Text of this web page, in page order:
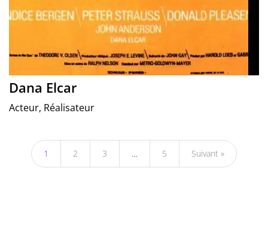
Dana Elcar
Acteur, Réalisateur
1 2 3 … 5 Suivant »